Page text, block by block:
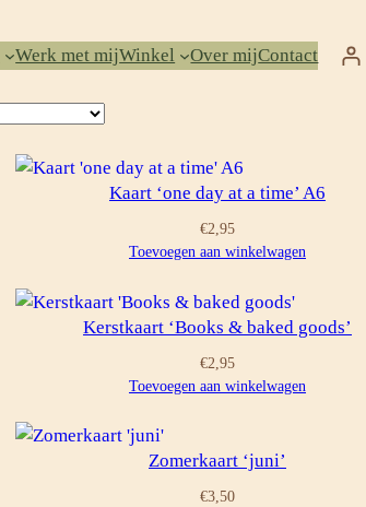
Werk met mijWinkel Over mijContact
Kaart ‘one day at a time’ A6
€2,95
Toevoegen aan winkelwagen
Kerstkaart ‘Books & baked goods’
€2,95
Toevoegen aan winkelwagen
Zomerkaart ‘juni’
€3,50